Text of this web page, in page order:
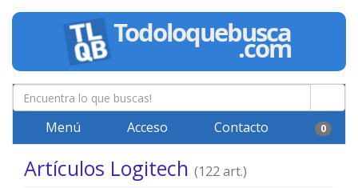
Menú Acceso Contacto 0
Artículos Logitech (122 art.)